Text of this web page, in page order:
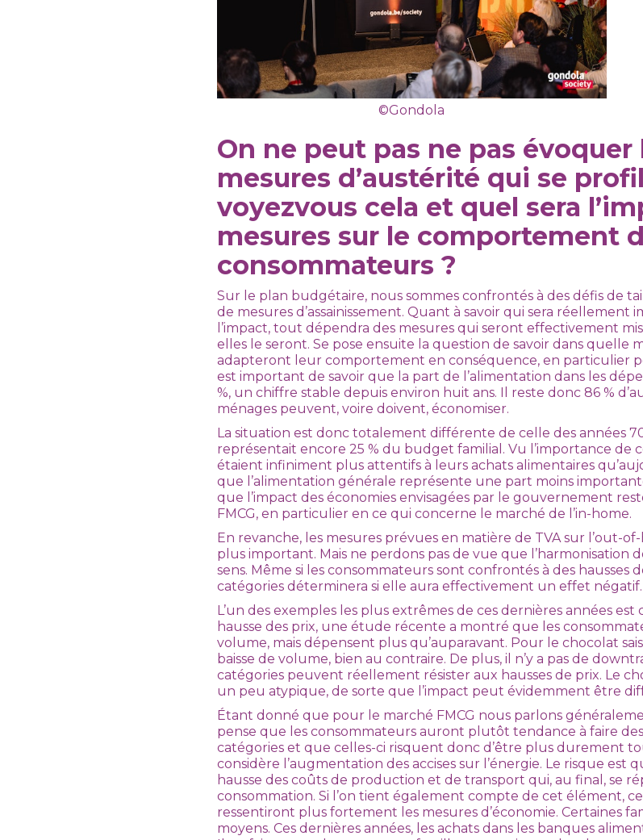
©Gondola
On ne peut pas ne pas
mesures d’austérité qui se
voyezvous cela et quel sera
mesures sur le comportement
consommateurs ?
Sur le plan budgétaire, nous sommes confrontés à des défis de
de mesures d’assainissement. Quant à savoir qui sera réellement
l’impact, tout dépendra des mesures qui seront effectivement
elles le seront. Se pose ensuite la question de savoir dans quelle
adapteront leur comportement en conséquence, en particulier
est important de savoir que la part de l’alimentation dans les
%, un chiffre stable depuis environ huit ans. Il reste donc 86 %
ménages peuvent, voire doivent, économiser.
La situation est donc totalement différente de celle des années
représentait encore 25 % du budget familial. Vu l’importance de
étaient infiniment plus attentifs à leurs achats alimentaires
que l’alimentation générale représente une part moins
que l’impact des économies envisagées par le gouvernement
FMCG, en particulier en ce qui concerne le marché de l’in-home.
En revanche, les mesures prévues en matière de TVA sur l’out-
plus important. Mais ne perdons pas de vue que l’harmonisation
sens. Même si les consommateurs sont confrontés à des hausses
catégories déterminera si elle aura effectivement un effet négatif.
L’un des exemples les plus extrêmes de ces dernières années
hausse des prix, une étude récente a montré que les
volume, mais dépensent plus qu’auparavant. Pour le chocolat
baisse de volume, bien au contraire. De plus, il n’y a pas de
catégories peuvent réellement résister aux hausses de prix. Le
un peu atypique, de sorte que l’impact peut évidemment être
Étant donné que pour le marché FMCG nous parlons
pense que les consommateurs auront plutôt tendance à faire des
catégories et que celles-ci risquent donc d’être plus durement
considère l’augmentation des accises sur l’énergie. Le risque
hausse des coûts de production et de transport qui, au final, se
consommation. Si l’on tient également compte de cet élément,
ressentiront plus fortement les mesures d’économie. Certaines
moyens. Ces dernières années, les achats dans les banques